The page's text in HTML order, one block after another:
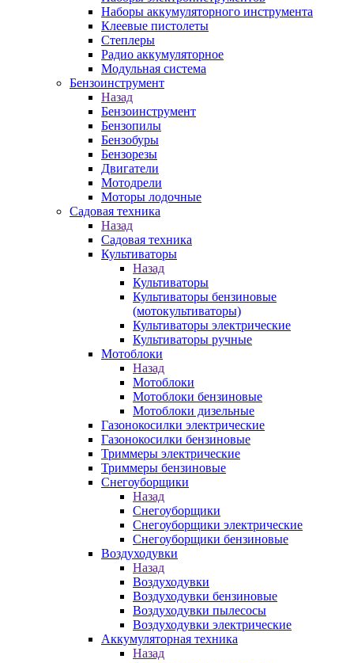
Наборы аккумуляторного инструмента
Клеевые пистолеты
Степлеры
Радио аккумуляторное
Модульная система
Бензоинструмент
Назад
Бензоинструмент
Бензопилы
Бензобуры
Бензорезы
Двигатели
Мотодрели
Моторы лодочные
Садовая техника
Назад
Садовая техника
Культиваторы
Назад
Культиваторы
Культиваторы бензиновые
(мотокультиваторы)
Культиваторы электрические
Культиваторы ручные
Мотоблоки
Назад
Мотоблоки
Мотоблоки бензиновые
Мотоблоки дизельные
Газонокосилки электрические
Газонокосилки бензиновые
Триммеры электрические
Триммеры бензиновые
Снегоуборщики
Назад
Снегоуборщики
Снегоуборщики электрические
Снегоуборщики бензиновые
Воздуходувки
Назад
Воздуходувки
Воздуходувки бензиновые
Воздуходувки пылесосы
Воздуходувки электрические
Аккумуляторная техника
Назад